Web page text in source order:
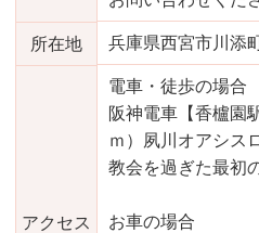
所在地 兵庫県西宮市川添
アクセス
電車・徒歩の場合
阪神電車【香櫨園
ｍ）夙川オアシス
教会を過ぎた最初
お車の場合